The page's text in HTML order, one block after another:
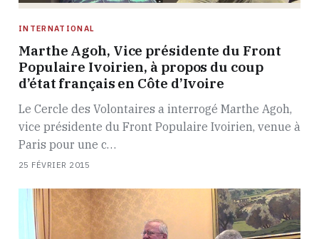
INTERNATIONAL
Marthe Agoh, Vice présidente du Front
Populaire Ivoirien, à propos du coup
d’état français en Côte d’Ivoire
Le Cercle des Volontaires a interrogé Marthe Agoh,
vice présidente du Front Populaire Ivoirien, venue à
Paris pour une c…
25 FÉVRIER 2015